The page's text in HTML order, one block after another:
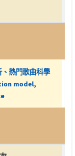
熱門歌曲科學
model,